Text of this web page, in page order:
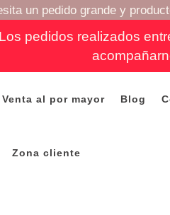
un pedido grande y
Los pedidos realizados
Venta al por mayor Blog
Zona cliente